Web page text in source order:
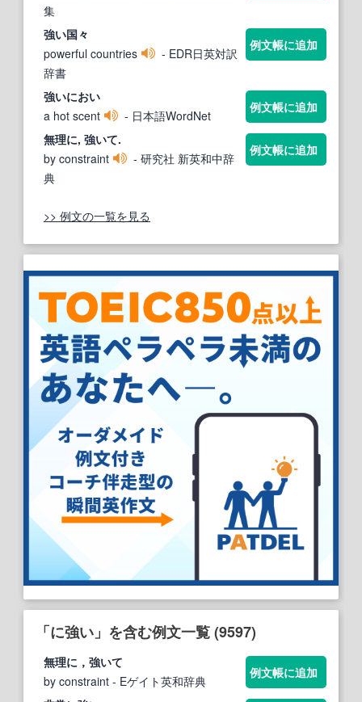
集
強い国々
powerful countries
- EDR日英対訳
辞書
例文帳に追加
強いにおい
a hot scent
- 日本語WordNet
例文帳に追加
無理に, 強いて.
by constraint
- 研究社 新英和中辞
典
例文帳に追加
>> 例文の一覧を見る
「に強い」を含む例文一覧 (9597)
無理に， 強いて
by constraint - Eゲイト英和辞典
例文帳に追加